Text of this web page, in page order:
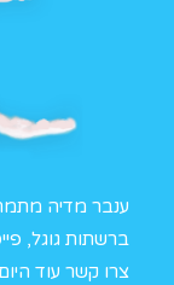
ענבר מדיה
ברשתות גוגל,
צרו קשר עוד